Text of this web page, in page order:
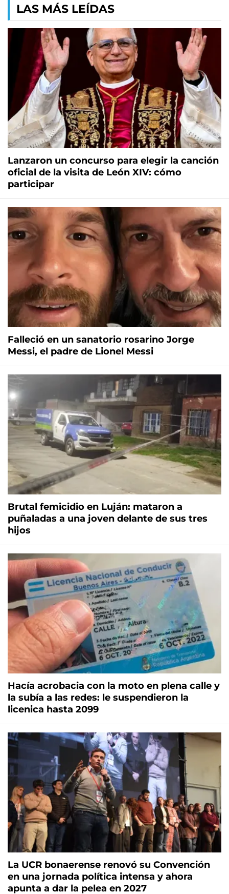
LAS MÁS LEÍDAS
Lanzaron un concurso para elegir la canción
oficial de la visita de León XIV: cómo
participar
Falleció en un sanatorio rosarino Jorge
Messi, el padre de Lionel Messi
Brutal femicidio en Luján: mataron a
puñaladas a una joven delante de sus tres
hijos
Hacía acrobacia con la moto en plena calle y
la subía a las redes: le suspendieron la
licenica hasta 2099
La UCR bonaerense renovó su Convención
en una jornada política intensa y ahora
apunta a dar la pelea en 2027